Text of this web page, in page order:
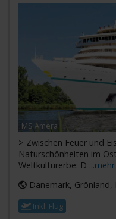
MS Amera
> Zwischen Feuer und
Naturschönheiten im
Weltkulturerbe: D ...mehr
Dänemark, Grönland,
Inkl. Flug